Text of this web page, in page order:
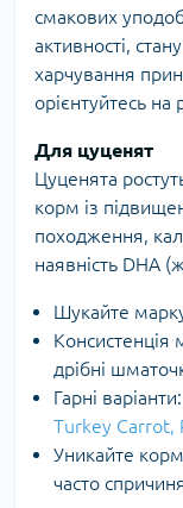
смакових
активності,
харчування
орієнтуйтесь на
Для цуценят
Цуценята
корм із
походження,
наявність DHA
Шукайте
дрібні
Гарні
Turkey Carrot
Уникайте
часто